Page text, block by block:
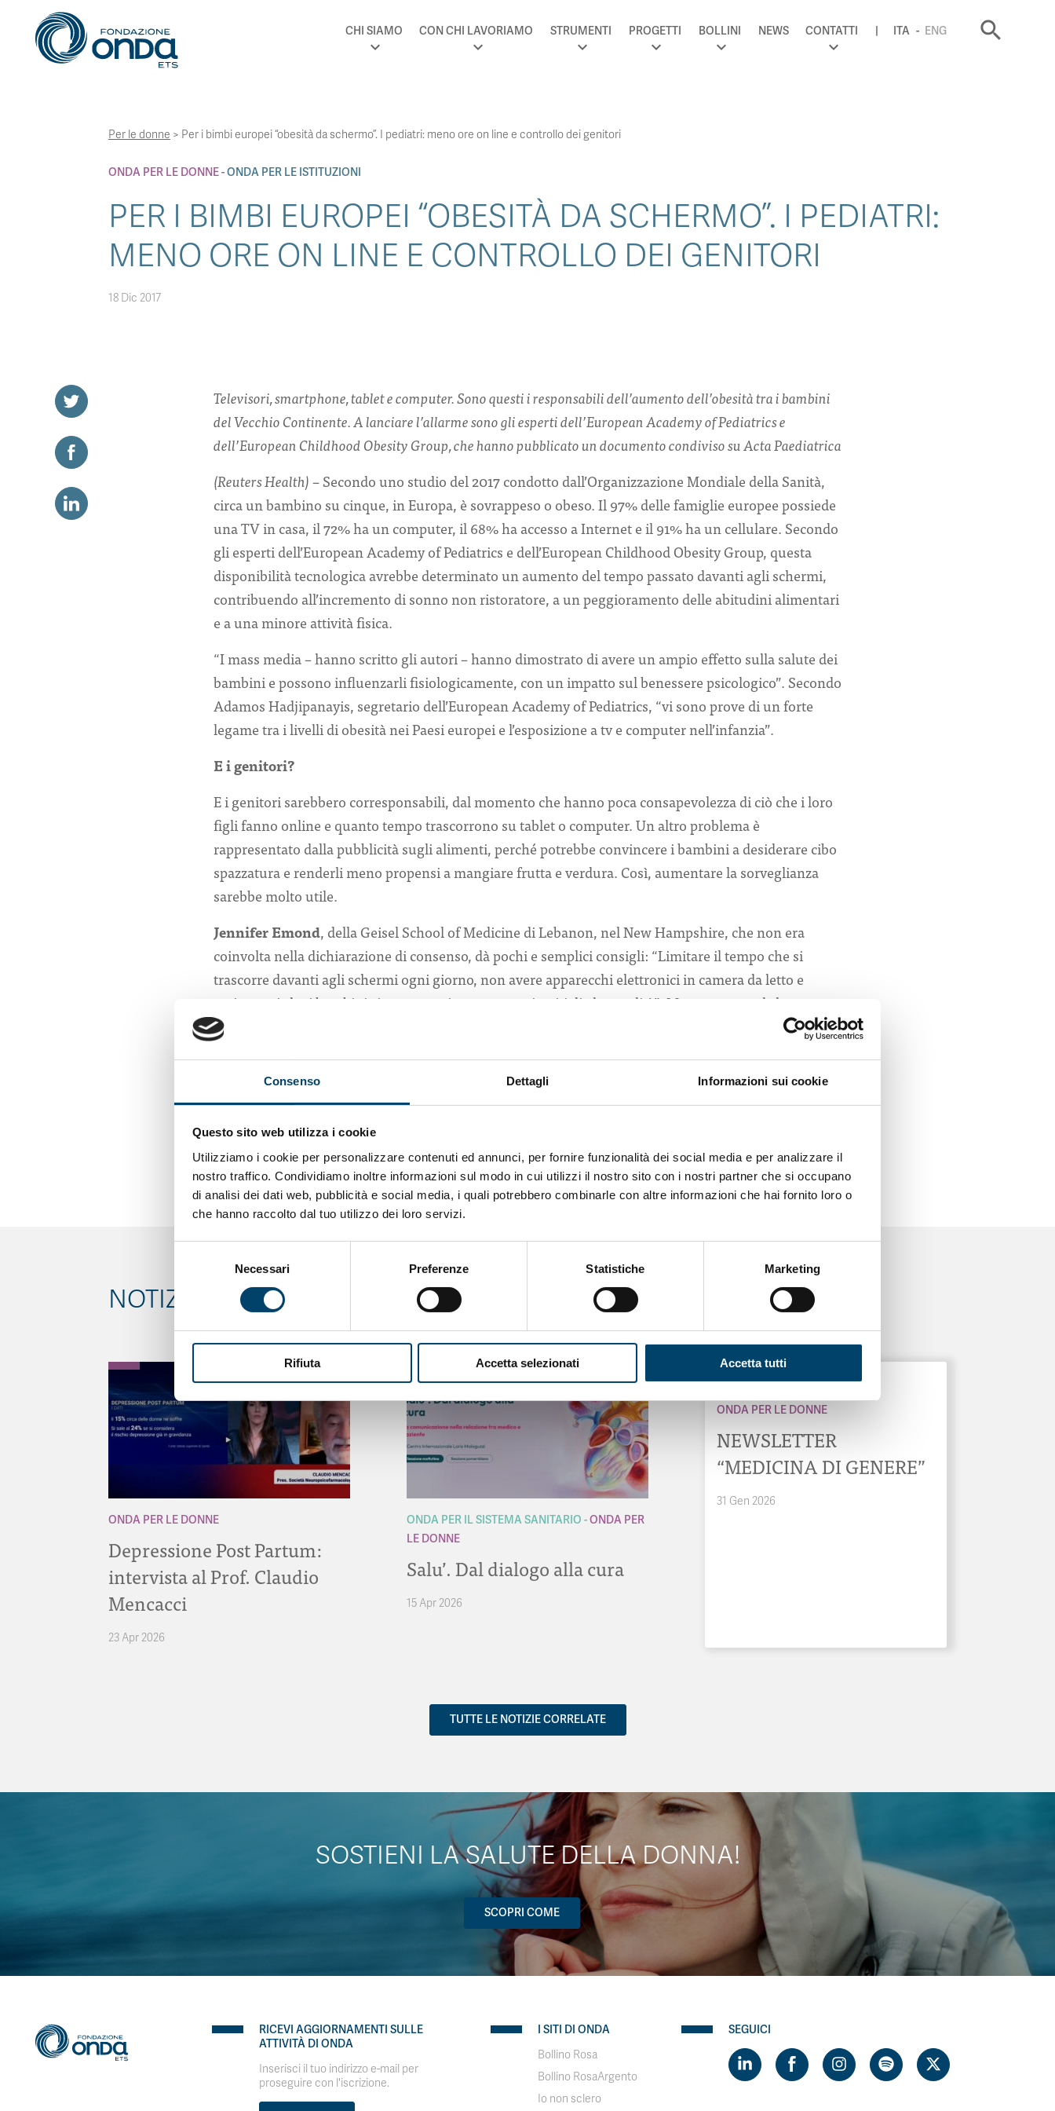
Consenso Dettagli Informazioni sui cookie
Questo sito web utilizza i cookie
Utilizziamo i cookie per personalizzare contenuti ed annunci, per fornire funzionalità dei social media e per analizzare il
nostro traffico. Condividiamo inoltre informazioni sul modo in cui utilizzi il nostro sito con i nostri partner che si occupano
di analisi dei dati web, pubblicità e social media, i quali potrebbero combinarle con altre informazioni che hai fornito loro o
che hanno raccolto dal tuo utilizzo dei loro servizi.
consenso
Necessari Preferenze Statistiche Marketing
Rifiuta Accetta selezionati Accetta tutti
CHI SIAMO CON CHI LAVORIAMO STRUMENTI PROGETTI BOLLINI NEWS CONTATTI ITA ENG search
Per le donne > Per i bimbi europei “obesità da schermo”. I pediatri: meno ore on line e controllo dei genitori
ONDA PER LE DONNE ONDA PER LE ISTITUZIONI
PER I BIMBI EUROPEI “OBESITÀ DA SCHERMO”. I PEDIATRI:
MENO ORE ON LINE E CONTROLLO DEI GENITORI
18 Dic 2017
Televisori, smartphone, tablet e computer. Sono questi i responsabili dell’aumento dell’obesità tra i bambini
del Vecchio Continente. A lanciare l’allarme sono gli esperti dell’European Academy of Pediatrics e
dell’European Childhood Obesity Group, che hanno pubblicato un documento condiviso su Acta Paediatrica
(Reuters Health)– Secondo uno studio del 2017 condotto dall’Organizzazione Mondiale della Sanità,
circa un bambino su cinque, in Europa, è sovrappeso o obeso. Il 97% delle famiglie europee possiede
una TV in casa, il 72% ha un computer, il 68% ha accesso a Internet e il 91% ha un cellulare. Secondo
gli esperti dell’European Academy of Pediatrics e dell’European Childhood Obesity Group, questa
disponibilità tecnologica avrebbe determinato un aumento del tempo passato davanti agli schermi,
contribuendo all’incremento di sonno non ristoratore, a un peggioramento delle abitudini alimentari
e a una minore attività fisica.
“I mass media – hanno scritto gli autori – hanno dimostrato di avere un ampio effetto sulla salute dei
bambini e possono influenzarli fisiologicamente, con un impatto sul benessere psicologico”. Secondo
Adamos Hadjipanayis, segretario dell’European Academy of Pediatrics, “vi sono prove di un forte
legame tra i livelli di obesità nei Paesi europei e l’esposizione a tv e computer nell’infanzia”.
E i genitori?
E i genitori sarebbero corresponsabili, dal momento che hanno poca consapevolezza di ciò che i loro
figli fanno online e quanto tempo trascorrono su tablet o computer. Un altro problema è
rappresentato dalla pubblicità sugli alimenti, perché potrebbe convincere i bambini a desiderare cibo
spazzatura e renderli meno propensi a mangiare frutta e verdura. Così, aumentare la sorveglianza
sarebbe molto utile.
Jennifer Emond, della Geisel School of Medicine di Lebanon, nel New Hampshire, che non era
coinvolta nella dichiarazione di consenso, dà pochi e semplici consigli: “Limitare il tempo che si
trascorre davanti agli schermi ogni giorno, non avere apparecchi elettronici in camera da letto e
assicurarsi che i bambini siano esposti a programmi e siti di alta qualità”. Mentre per quel che
riguarda i social network, “i genitori dovrebbero avere accesso agli account dei figli e monitorare
Acta Paediatrica
Lisa Rapaport
(Versione italiana Quotidiano Sanità/Nutri & Previeni)
NOTIZIE CORRELATE
ONDA PER LE DONNE
Depressione Post Partum:
intervista al Prof. Claudio
Mencacci
23 Apr 2026
ONDA PER IL SISTEMA SANITARIO
ONDA PER
LE DONNE
Salu’. Dal dialogo alla cura
15 Apr 2026
ONDA PER LE DONNE
NEWSLETTER
“MEDICINA DI GENERE”
31 Gen 2026
TUTTE LE NOTIZIE CORRELATE
SOSTIENI LA SALUTE DELLA DONNA!
SCOPRI COME
RICEVI AGGIORNAMENTI SULLE
ATTIVITÀ DI ONDA
Inserisci il tuo indirizzo e-mail per
proseguire con l'iscrizione.
I SITI DI ONDA
Bollino Rosa
Bollino RosaArgento
Io non sclero
SEGUICI